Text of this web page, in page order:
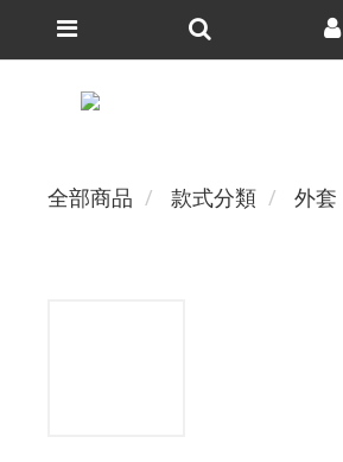
全部商品 款式分類 外套